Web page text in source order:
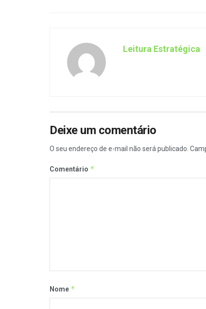
Leitura Estratégica
Deixe um comentário
O seu endereço de e-mail não será publicado.
Comentário *
Nome *